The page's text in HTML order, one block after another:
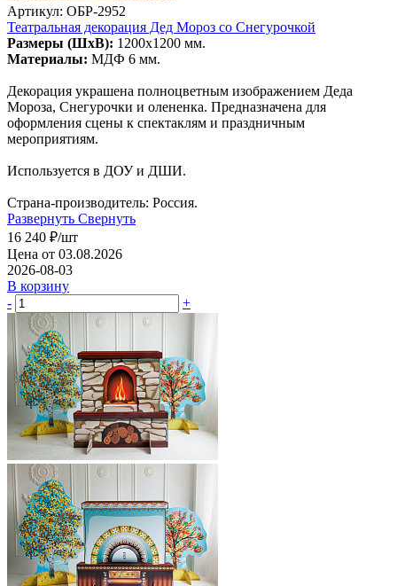
Артикул: ОБР-2952
Театральная декорация Дед Мороз со Снегурочкой
Размеры (ШхВ): 1200х1200 мм.
Материалы: МДФ 6 мм.
Декорация украшена полноцветным изображением Деда
Мороза, Снегурочки и олененка. Предназначена для
оформления сцены к спектаклям и праздничным
мероприятиям.
Используется в ДОУ и ДШИ.
Страна-производитель: Россия.
Развернуть Свернуть
16 240 ₽/шт
Цена от 03.08.2026
2026-08-03
В корзину
-
+